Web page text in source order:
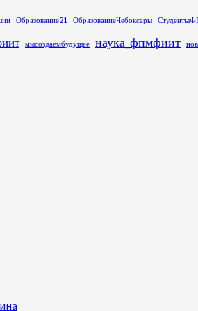
Образование21 ОбразованиеЧебоксары
мысоздаембудущее наука_фпмфиит